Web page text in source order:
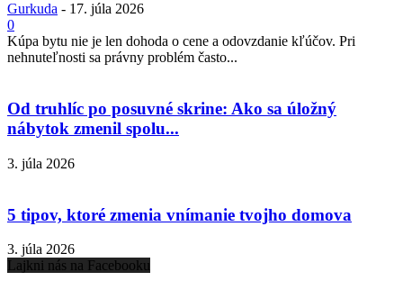
Gurkuda - 17. júla 2026
0
Kúpa bytu nie je len dohoda o cene a odovzdanie kľúčov. Pri
nehnuteľnosti sa právny problém často...
Od truhlíc po posuvné skrine: Ako sa úložný
nábytok zmenil spolu...
3. júla 2026
5 tipov, ktoré zmenia vnímanie tvojho domova
3. júla 2026
Lajkni nás na Facebooku